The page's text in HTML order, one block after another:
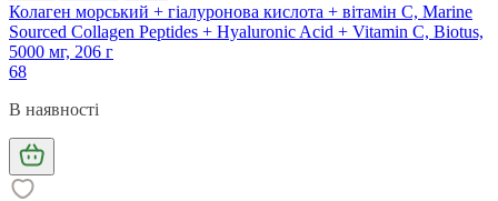
Колаген морський + гіалуронова кислота + вітамін С, Marine
Sourced Collagen Peptides + Hyaluronic Acid + Vitamin C, Biotus,
5000 мг, 206 г
68
В наявності